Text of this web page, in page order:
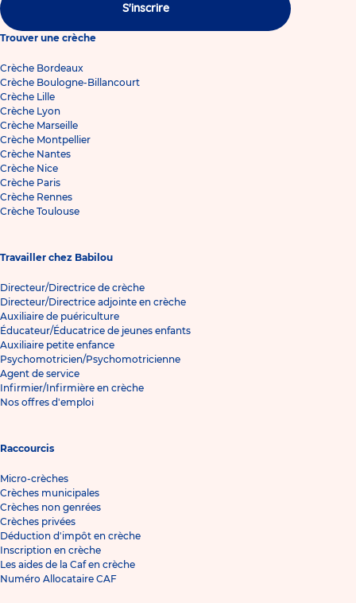
S'inscrire
Trouver une crèche
Crèche Bordeaux
Crèche Boulogne-Billancourt
Crèche Lille
Crèche Lyon
Crèche Marseille
Crèche Montpellier
Crèche Nantes
Crèche Nice
Crèche Paris
Crèche Rennes
Crèche Toulouse
Travailler chez Babilou
Directeur/Directrice de crèche
Directeur/Directrice adjointe en crèche
Auxiliaire de puériculture
Éducateur/Éducatrice de jeunes enfants
Auxiliaire petite enfance
Psychomotricien/Psychomotricienne
Agent de service
Infirmier/Infirmière en crèche
Nos offres d'emploi
Raccourcis
Micro-crèches
Crèches municipales
Crèches non genrées
Crèches privées
Déduction d'impôt en crèche
Inscription en crèche
Les aides de la Caf en crèche
Numéro Allocataire CAF